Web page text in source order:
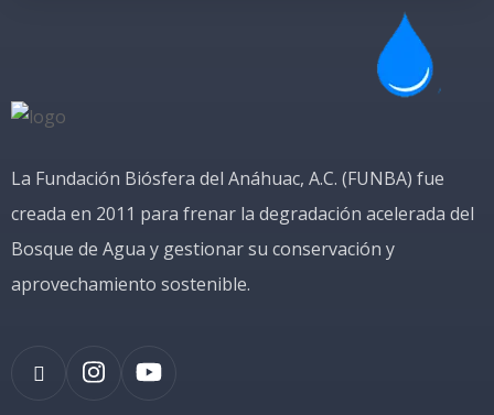
La Fundación Biósfera del Anáhuac, A.C. (FUNBA) fue
creada en 2011 para frenar la degradación acelerada del
Bosque de Agua y gestionar su conservación y
aprovechamiento sostenible.